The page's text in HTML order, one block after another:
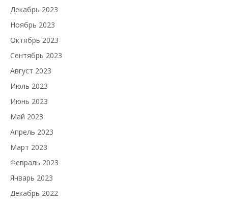
Декабрь 2023
Ноябрь 2023
Октябрь 2023
Сентябрь 2023
Август 2023
Июль 2023
Июнь 2023
Май 2023
Апрель 2023
Март 2023
Февраль 2023
Январь 2023
Декабрь 2022